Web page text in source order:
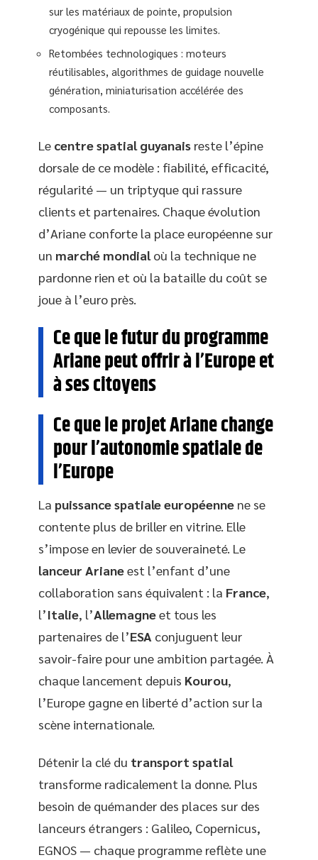
sur les matériaux de pointe, propulsion
cryogénique qui repousse les limites.
Retombées technologiques : moteurs
réutilisables, algorithmes de guidage nouvelle
génération, miniaturisation accélérée des
composants.
Le centre spatial guyanais reste l’épine
dorsale de ce modèle : fiabilité, efficacité,
régularité — un triptyque qui rassure
clients et partenaires. Chaque évolution
d’Ariane conforte la place européenne sur
un marché mondial où la technique ne
pardonne rien et où la bataille du coût se
joue à l’euro près.
Ce que le futur du programme
Ariane peut offrir à l’Europe et
à ses citoyens
Ce que le projet Ariane change
pour l’autonomie spatiale de
l’Europe
La puissance spatiale européenne ne se
contente plus de briller en vitrine. Elle
s’impose en levier de souveraineté. Le
lanceur Arianeest l’enfant d’une
collaboration sans équivalent : la France,
l’Italie, l’Allemagneet tous les
partenaires de l’ESA conjuguent leur
savoir-faire pour une ambition partagée. À
chaque lancement depuis Kourou,
l’Europe gagne en liberté d’action sur la
scène internationale.
Détenir la clé du transport spatial
transforme radicalement la donne. Plus
besoin de quémander des places sur des
lanceurs étrangers : Galileo, Copernicus,
EGNOS — chaque programme reflète une